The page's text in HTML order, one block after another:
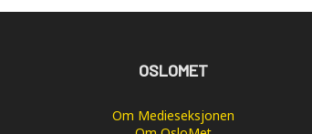
OSLOMET
Om Medieseksjonen